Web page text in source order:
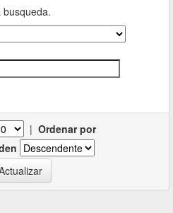
busqueda.
| Ordenar por